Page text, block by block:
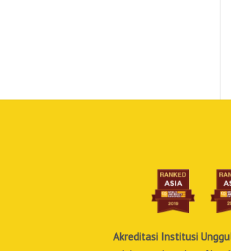
Akreditasi Institusi